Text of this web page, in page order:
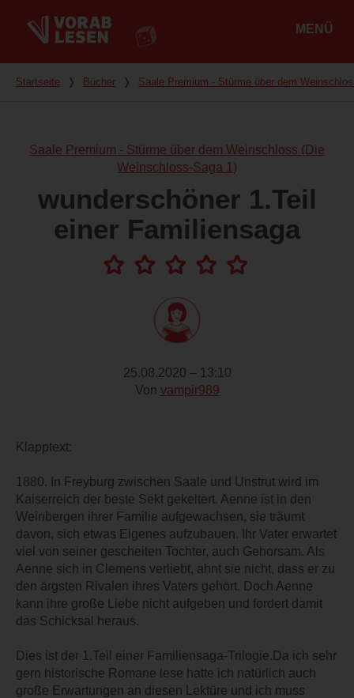
MENÜ
Du bist hier
Startseite ❭ Bücher ❭ Saale Premium - Stürme über dem
Saale Premium - Stürme über dem Weinschloss (Die
Weinschloss-Saga 1)
wunderschöner 1.Teil
einer Familiensaga
25.08.2020 – 13:10
Von vampir989
Klapptext:
1880. In Freyburg zwischen Saale und Unstrut wird im
Kaiserreich der beste Sekt gekeltert. Aenne ist in den
Weinbergen ihrer Familie aufgewachsen, sie träumt
davon, sich etwas Eigenes aufzubauen. Ihr Vater erwartet
viel von seiner gescheiten Tochter, auch Gehorsam. Als
Aenne sich in Clemens verliebt, ahnt sie nicht, dass er zu
den ärgsten Rivalen ihres Vaters gehört. Doch Aenne
kann ihre große Liebe nicht aufgeben und fordert damit
das Schicksal heraus.
Dies ist der 1.Teil einer Familiensaga-Trilogie.Da ich sehr
gern historische Romane lese hatte ich natürlich auch
große Erwartungen an diesen Lektüre und ich muss